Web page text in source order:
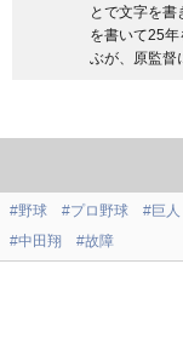
とで文字を
を書いて25
ぶが、原監督
#野球 #プロ野球 #巨人
#中田翔
#故障